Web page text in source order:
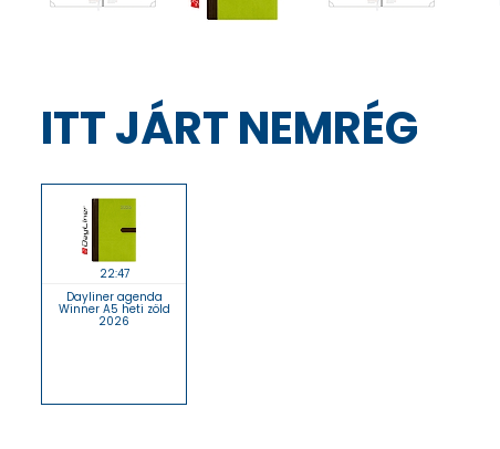
ITT JÁRT NEMRÉG
22:47
Dayliner agenda
Winner A5 heti zöld
2026